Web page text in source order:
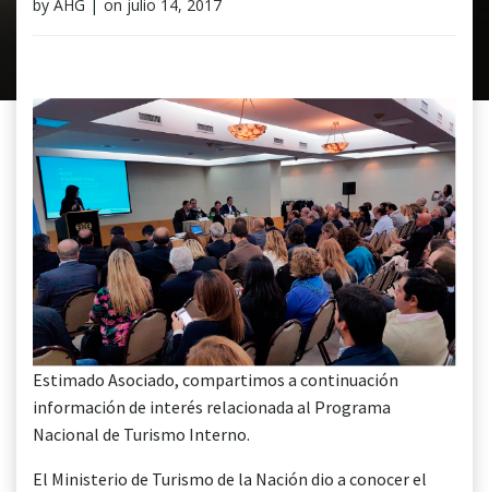
by AHG | on julio 14, 2017
Estimado Asociado, compartimos a continuación
información de interés relacionada al Programa
Nacional de Turismo Interno.
El Ministerio de Turismo de la Nación dio a conocer el